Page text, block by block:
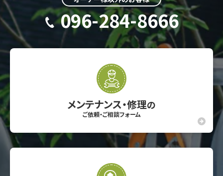
096-284-8666
メンテナンス・修理の
ご依頼・ご相談フォーム